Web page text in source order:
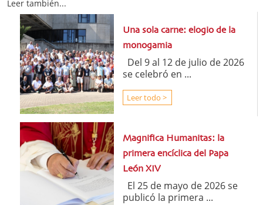
Leer también...
Una sola carne: elogio de la
monogamia
Del 9 al 12 de julio de 2026
se celebró en ...
Leer todo >
Magnifica Humanitas: la
primera encíclica del Papa
León XIV
El 25 de mayo de 2026 se
publicó la primera ...